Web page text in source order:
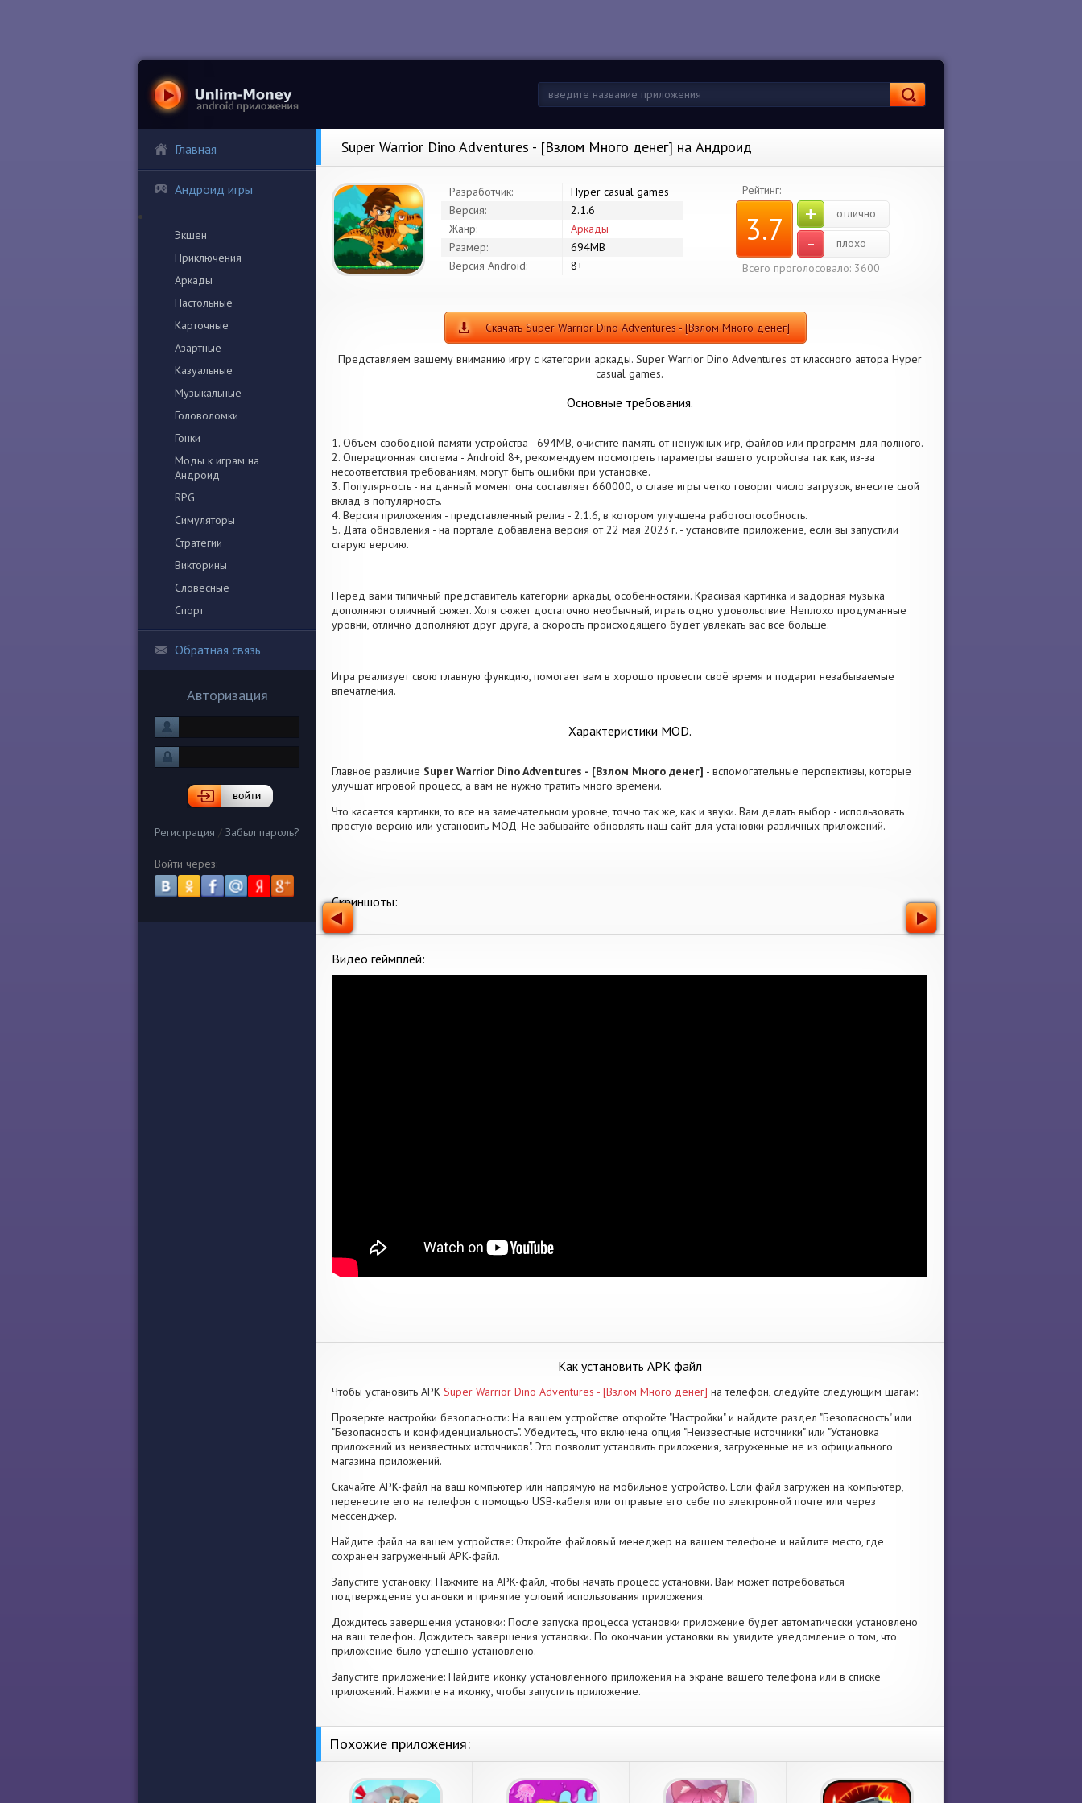
Главная
Андроид игры
Экшен
Приключения
Аркады
Настольные
Карточные
Азартные
Казуальные
Музыкальные
Головоломки
Гонки
Моды к играм на
Андроид
RPG
Симуляторы
Стратегии
Викторины
Словесные
Спорт
Обратная связь
Авторизация
Регистрация / Забыл пароль?
Войти через:
Super Warrior Dino Adventures - [Взлом Много денег] на Андроид
Разработчик:
Hyper casual games
Версия:
2.1.6
Жанр:
Аркады
Размер:
694MB
Версия Android:
8+
Рейтинг:
3.7 + отлично
-
плохо
Всего проголосовало: 3600
Скачать Super Warrior Dino Adventures - [Взлом Много денег]
Представляем вашему вниманию игру с категории аркады. Super Warrior Dino Adventures от классного автора Hyper
casual games.
Основные требования.
1. Объем свободной памяти устройства - 694MB, очистите память от ненужных игр, файлов или программ для полного.
2. Операционная система - Android 8+, рекомендуем посмотреть параметры вашего устройства так как, из-за
несоответствия требованиям, могут быть ошибки при установке.
3. Популярность - на данный момент она составляет 660000, о cлаве игры четко говорит число загрузок, внесите свой
вклад в популярность.
4. Версия приложения - представленный релиз - 2.1.6, в котором улучшена работоспособность.
5. Дата обновления - на портале добавлена версия от 22 мая 2023 г. - установите приложение, если вы запустили
старую версию.
Перед вами типичный представитель категории аркады, особенностями. Красивая картинка и задорная музыка
дополняют отличный сюжет. Хотя сюжет достаточно необычный, играть одно удовольствие. Неплохо продуманные
уровни, отлично дополняют друг друга, а скорость происходящего будет увлекать вас все больше.
Игра реализует свою главную функцию, помогает вам в хорошо провести своё время и подарит незабываемые
впечатления.
Характеристики MOD.
Главное различие Super Warrior Dino Adventures - [Взлом Много денег] - вспомогательные перспективы, которые
улучшат игровой процесс, а вам не нужно тратить много времени.
Что касается картинки, то все на замечательном уровне, точно так же, как и звуки. Вам делать выбор - использовать
простую версию или установить МОД. Не забывайте обновлять наш сайт для установки различных приложений.
Скриншоты:
Видео геймплей:
Как установить APK файл
Чтобы установить APK Super Warrior Dino Adventures - [Взлом Много денег] на телефон, следуйте следующим шагам:
Проверьте настройки безопасности: На вашем устройстве откройте "Настройки" и найдите раздел "Безопасность" или
"Безопасность и конфиденциальность". Убедитесь, что включена опция "Неизвестные источники" или "Установка
приложений из неизвестных источников". Это позволит установить приложения, загруженные не из официального
магазина приложений.
Скачайте APK-файл на ваш компьютер или напрямую на мобильное устройство. Если файл загружен на компьютер,
перенесите его на телефон с помощью USB-кабеля или отправьте его себе по электронной почте или через
мессенджер.
Найдите файл на вашем устройстве: Откройте файловый менеджер на вашем телефоне и найдите место, где
сохранен загруженный APK-файл.
Запустите установку: Нажмите на APK-файл, чтобы начать процесс установки. Вам может потребоваться
подтверждение установки и принятие условий использования приложения.
Дождитесь завершения установки: После запуска процесса установки приложение будет автоматически установлено
на ваш телефон. Дождитесь завершения установки. По окончании установки вы увидите уведомление о том, что
приложение было успешно установлено.
Запустите приложение: Найдите иконку установленного приложения на экране вашего телефона или в списке
приложений. Нажмите на иконку, чтобы запустить приложение.
Похожие приложения: